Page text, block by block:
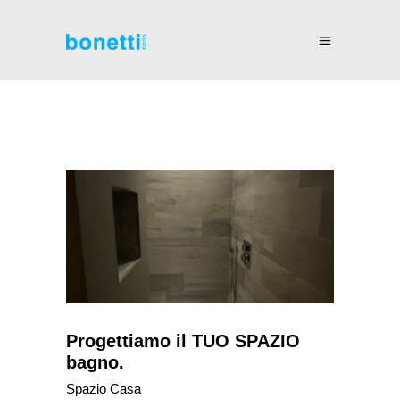
Progettiamo il TUO SPAZIO
bagno.
Spazio Casa